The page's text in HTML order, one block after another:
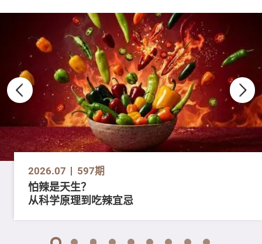
2026.07 597期
怕辣是天生？
从科学原理到吃辣宜忌